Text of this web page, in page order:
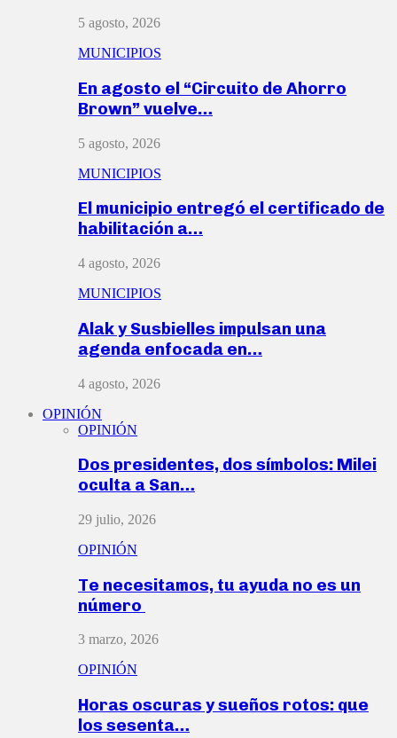
5 agosto, 2026
MUNICIPIOS
En agosto el “Circuito de Ahorro
Brown” vuelve…
5 agosto, 2026
MUNICIPIOS
El municipio entregó el certificado de
habilitación a…
4 agosto, 2026
MUNICIPIOS
Alak y Susbielles impulsan una
agenda enfocada en…
4 agosto, 2026
OPINIÓN
OPINIÓN
Dos presidentes, dos símbolos: Milei
oculta a San…
29 julio, 2026
OPINIÓN
Te necesitamos, tu ayuda no es un
número
3 marzo, 2026
OPINIÓN
Horas oscuras y sueños rotos: que
los sesenta…